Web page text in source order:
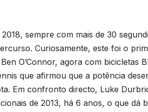
sempre com mais de 30
Curiosamente, este foi o
O’Connor, agora com bicicletas
que afirmou que a potência
Em confronto directo, Luke
de 2013, há 6 anos, o que dá